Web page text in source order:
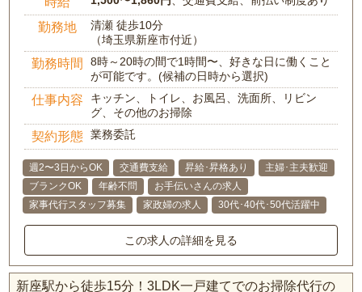
勤務地
清瀬 徒歩10分
（埼玉県新座市付近）
勤務時間
8時～20時の間で1時間〜、好きな日に働くこと
が可能です。(候補の日時から選択)
仕事内容
キッチン、トイレ、お風呂、洗面所、リビン
グ、その他のお掃除
契約形態 業務委託
週2〜3日からOK 交通費支給 昇給･昇格あり
主婦･主夫歓迎
ブランクOK
年齢不問
お手伝いさんの求人
家事代行スタッフ募集
家政婦の求人 30代･40代･50代活躍中
この求人の詳細を見る
新座駅から徒歩15分！3LDK一戸建てでのお掃除代行の